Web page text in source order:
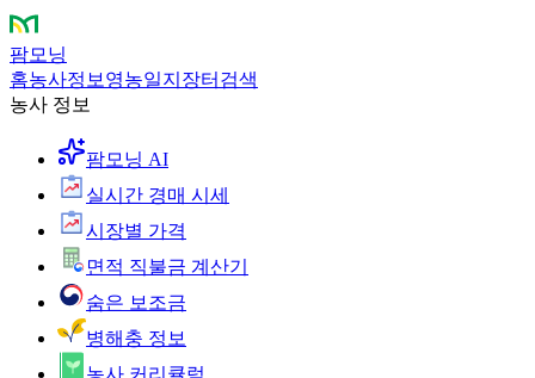
팜모닝
홈농사정보 영농일지 장터 검색
농사 정보
팜모닝 AI
실시간 경매 시세
시장별 가격
면적 직불금 계산기
숨은 보조금
병해충 정보
농사 커리큘럼